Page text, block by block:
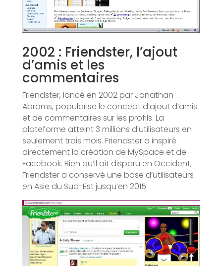
2002 : Friendster, l’ajout
d’amis et les
commentaires
Friendster, lancé en 2002 par Jonathan
Abrams, popularise le concept d’ajout d’amis
et de commentaires sur les profils. La
plateforme atteint 3 millions d’utilisateurs en
seulement trois mois. Friendster a inspiré
directement la création de MySpace et de
Facebook. Bien qu’il ait disparu en Occident,
Friendster a conservé une base d’utilisateurs
en Asie du Sud-Est jusqu’en 2015.